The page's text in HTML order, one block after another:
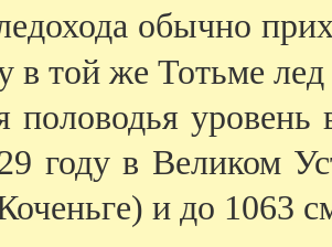
обычно
в той же Тотьме
половодья
году в Великом
и до 1063